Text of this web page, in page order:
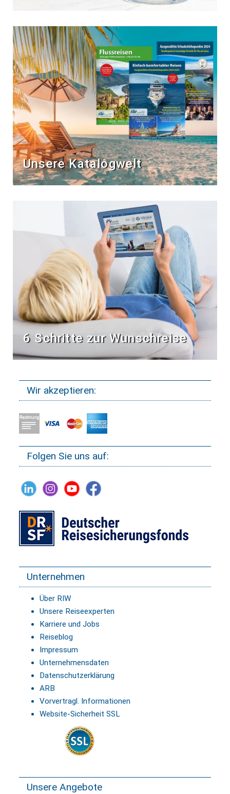
Unsere Katalogwelt
6 Schritte zur Wunschreise
Wir akzeptieren:
Folgen Sie uns auf:
Unternehmen
Über RIW
Unsere Reiseexperten
Karriere und Jobs
Reiseblog
Impressum
Unternehmensdaten
Datenschutzerklärung
ARB
Vorvertragl. Informationen
Website-Sicherheit SSL
Unsere Angebote